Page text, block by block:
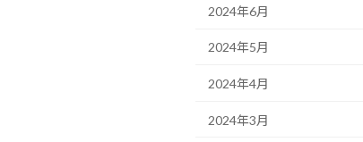
2024年6月
2024年5月
2024年4月
2024年3月